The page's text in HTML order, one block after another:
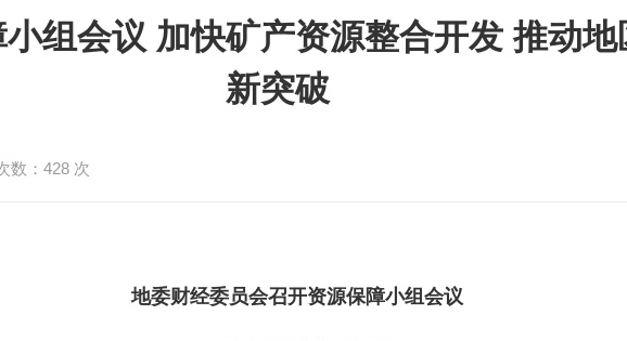
组会议 加快矿产资源整合开发 推动
新突破
数： 428 次
地委财经委员会召开资源保障小组会议